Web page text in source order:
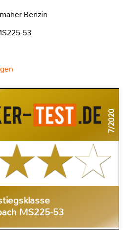
Benzin
53
7/2020
MS225-53